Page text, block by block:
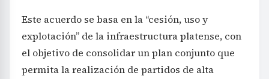
Este acuerdo se basa en la “cesión, uso y
explotación” de la infraestructura platense, con
el objetivo de consolidar un plan conjunto que
permita la realización de partidos de alta